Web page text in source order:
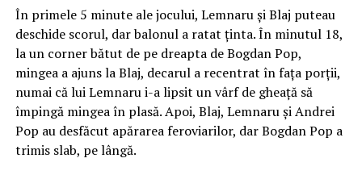
În primele 5 minute ale jocului, Lemnaru și Blaj puteau
deschide scorul, dar balonul a ratat ținta. În minutul 18,
la un corner bătut de pe dreapta de Bogdan Pop,
mingea a ajuns la Blaj, decarul a recentrat în fața porții,
numai că lui Lemnaru i-a lipsit un vârf de gheață să
împingă mingea în plasă. Apoi, Blaj, Lemnaru și Andrei
Pop au desfăcut apărarea feroviarilor, dar Bogdan Pop a
trimis slab, pe lângă.